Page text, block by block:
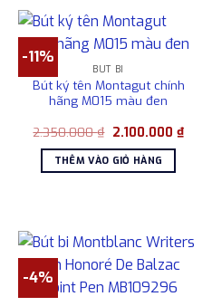
-11%
BÚT BI
Bút ký tên Montagut chính
hãng M015 màu đen
2.350.000₫ Giá
là:
2.350.000 ₫.
2.100.000 ₫Giá
hiện
THÊM VÀO GIỎ HÀNG
-4%